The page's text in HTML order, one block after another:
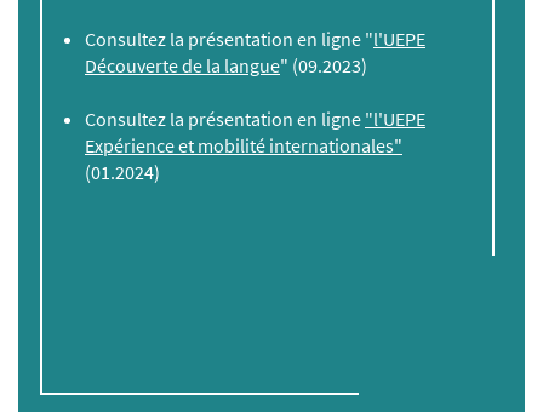
Consultez la présentation en ligne "l'UEPE
Découverte de la langue" (09.2023)
Consultez la présentation en ligne "l'UEPE
Expérience et mobilité internationales"
(01.2024)